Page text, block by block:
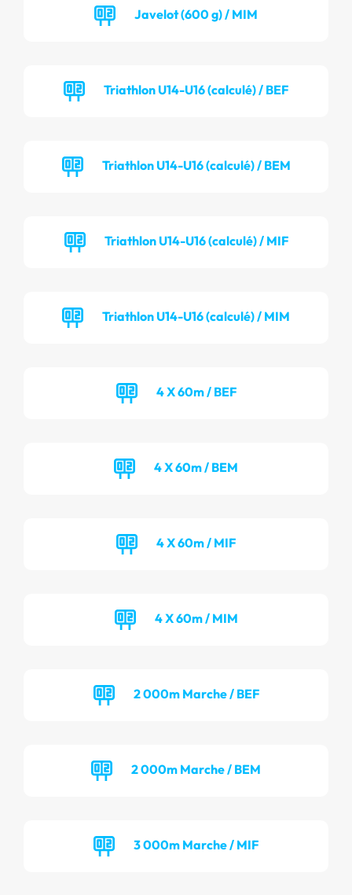
Javelot (600 g) / MIM
Triathlon U14-U16 (calculé) / BEF
Triathlon U14-U16 (calculé) / BEM
Triathlon U14-U16 (calculé) / MIF
Triathlon U14-U16 (calculé) / MIM
4 X 60m / BEF
4 X 60m / BEM
4 X 60m / MIF
4 X 60m / MIM
2 000m Marche / BEF
2 000m Marche / BEM
3 000m Marche / MIF